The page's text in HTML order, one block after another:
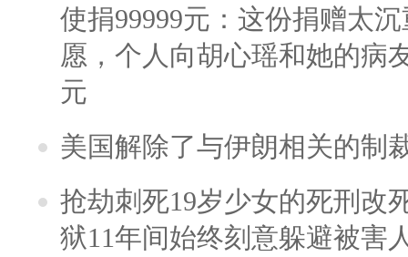
使捐99999元：这份捐赠太
愿，个人向胡心瑶和她的病
元
美国解除了与伊朗相关的制
抢劫刺死19岁少女的死刑改
狱11年间始终刻意躲避被害